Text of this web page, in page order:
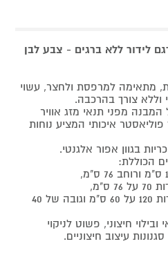
לידור ללא ברגים - צבע לבן
מתאימה למרפסת ולחצר, עשוי
וללא צורך בהרכבה.
המבנה מפני תנאי מזג אוויר
פוליאסטר איכותי המציע נוחות
בגוון אפור אלגנטי.
הכוללת:
שולחן אלומיניום נמוך עם מידות 120 על 60 ס"מ וגובה של 40
חיצוני, פשוט לניקוי
עיצוב חיצוניים.